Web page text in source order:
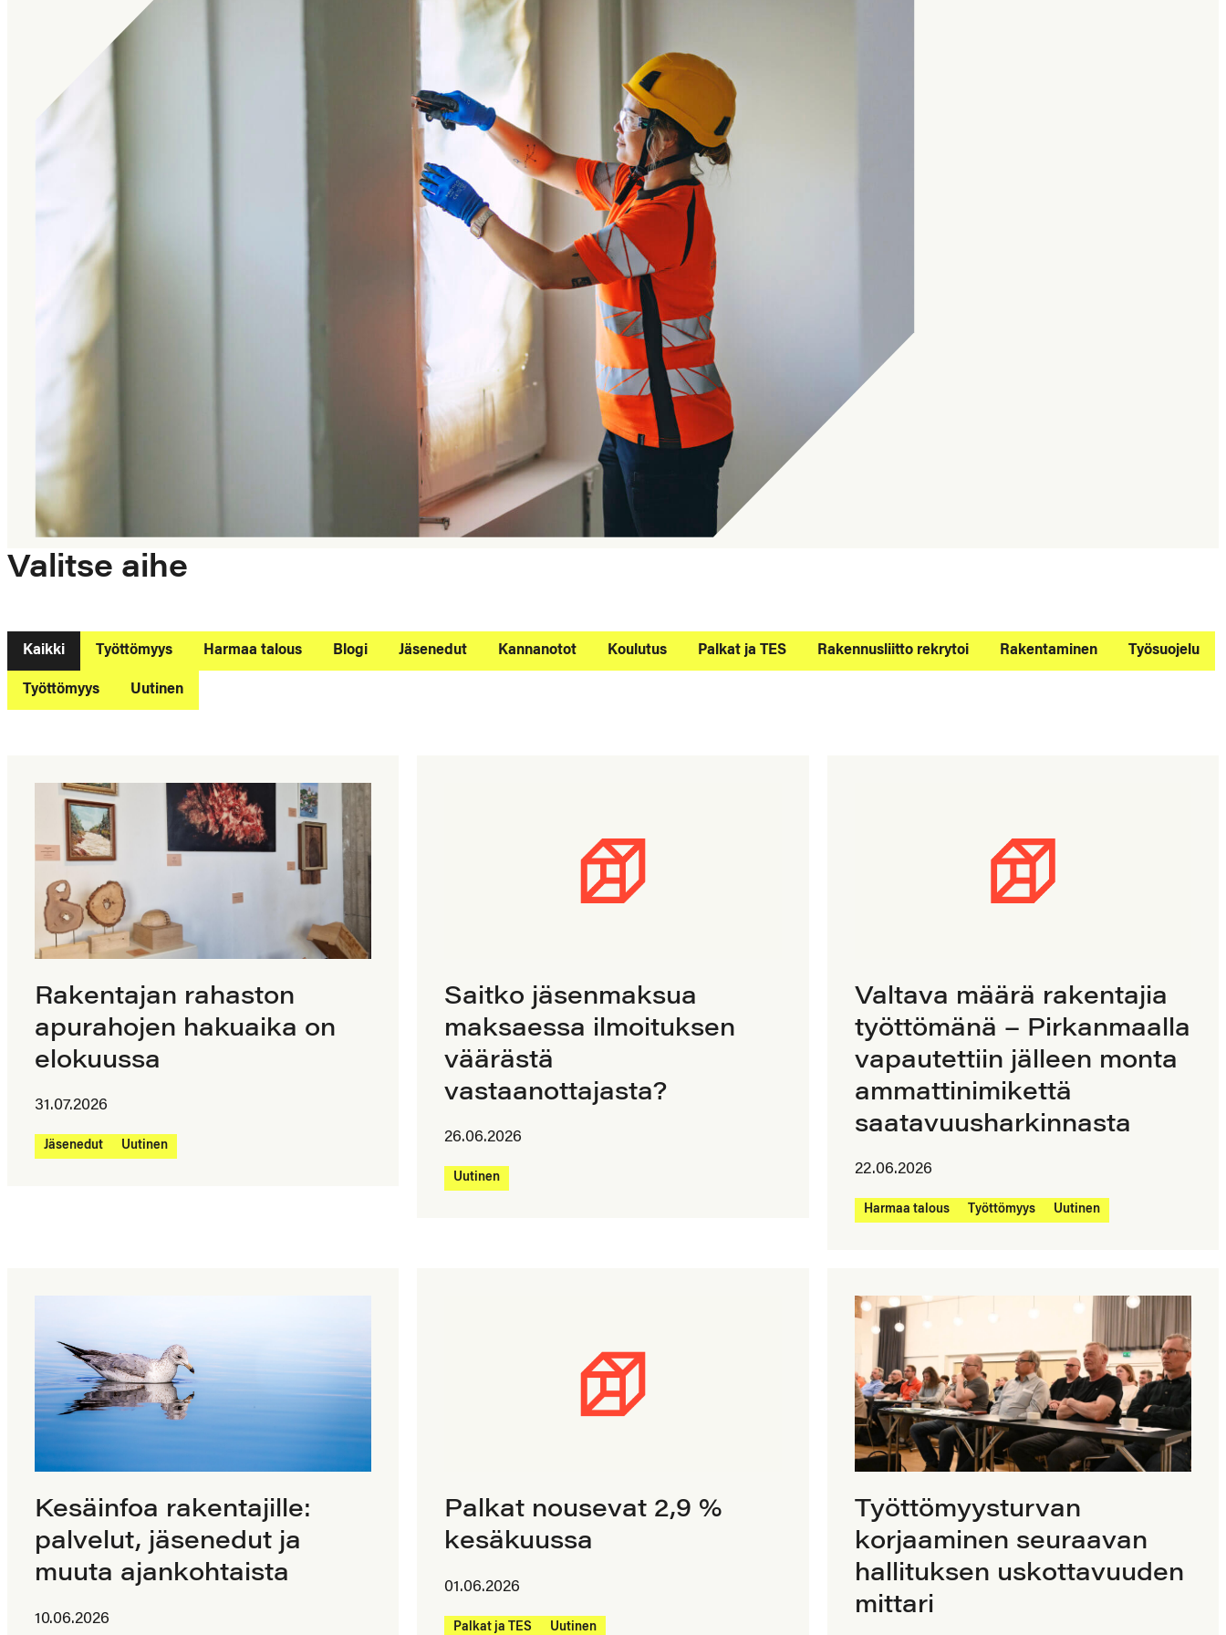
Valitse aihe
Kaikki Työttömyys Harmaa talous Blogi Jäsenedut Kannanotot Koulutus Palkat ja TES Rakennusliitto rekrytoi Rakentaminen Työsuojelu
Työttömyys Uutinen
Rakentajan rahaston
apurahojen hakuaika on
elokuussa
31.07.2026
Jäsenedut Uutinen
Saitko jäsenmaksua
maksaessa ilmoituksen
väärästä
vastaanottajasta?
26.06.2026
Uutinen
Valtava määrä rakentajia
työttömänä – Pirkanmaalla
vapautettiin jälleen monta
ammattinimikettä
saatavuusharkinnasta
22.06.2026
Harmaa talous Työttömyys Uutinen
Kesäinfoa rakentajille:
palvelut, jäsenedut ja
muuta ajankohtaista
10.06.2026
Palkat nousevat 2,9 %
kesäkuussa
01.06.2026
Palkat ja TES Uutinen
Työttömyysturvan
korjaaminen seuraavan
hallituksen uskottavuuden
mittari